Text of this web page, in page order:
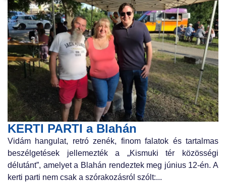
KERTI PARTI a Blahán
Vidám hangulat, retró zenék, finom falatok és tartalmas
beszélgetések jellemezték a „Kismuki tér közösségi
délutánt”, amelyet a Blahán rendeztek meg június 12-én. A
kerti parti nem csak a szórakozásról szólt:...